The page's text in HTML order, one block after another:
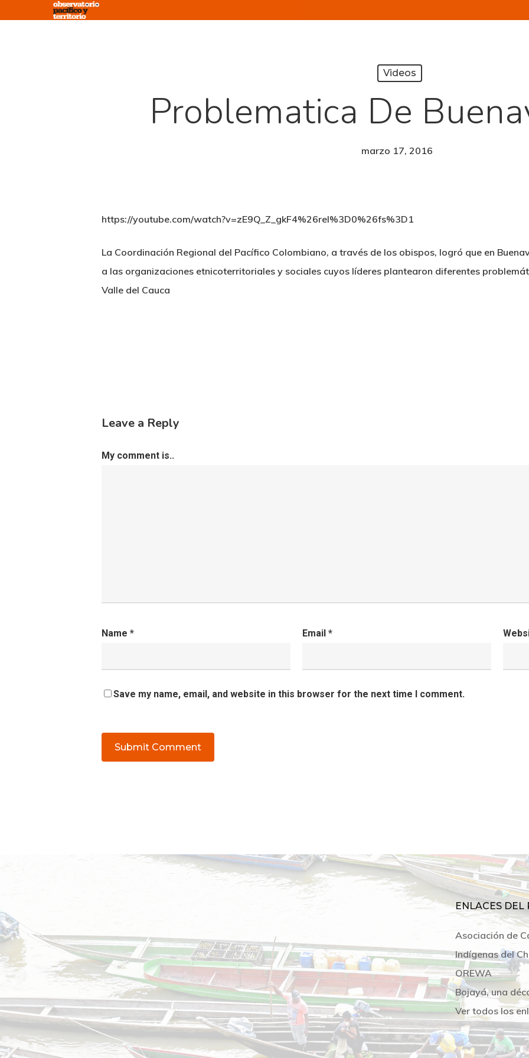
Videos
Problematica De
marzo 17, 2016
https://youtube.com/watch?v=zE9Q_Z_gkF4%26rel%3D0%26fs%3D1
La Coordinación Regional del Pacífico Colombiano, a través de los obispos, logró que en
a las organizaciones etnicoterritoriales y sociales cuyos líderes plantearon diferentes
Valle del Cauca
Leave a Reply
My comment is..
Name * Email *
Save my name, email, and website in this browser for the next time I comment.
ENLACES DEL
Asociación de
Indígenas del
OREWA
Bojayá, una
Ver todos los